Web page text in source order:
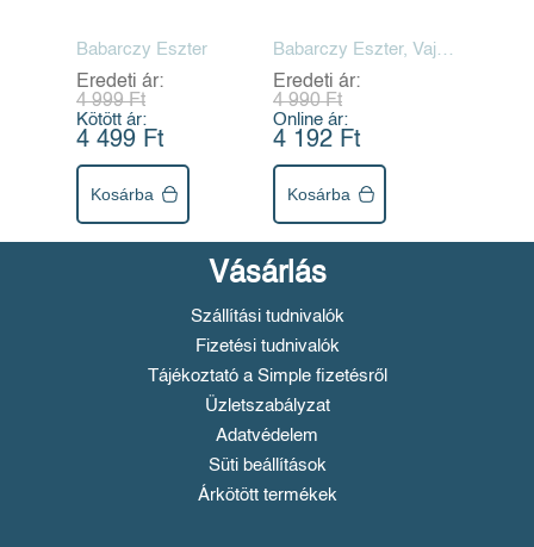
Babarczy Eszter
Eredeti ár:
4 999 Ft
Kötött ár:
4 499 Ft
Kosárba
Babarczy Eszter, Vajda
Júlia, Vajda Mihály
Eredeti ár:
4 990 Ft
Online ár:
4 192 Ft
Kosárba
Vásárlás
Szállítási tudnivalók
Fizetési tudnivalók
Tájékoztató a Simple fizetésről
Üzletszabályzat
Adatvédelem
Süti beállítások
Árkötött termékek